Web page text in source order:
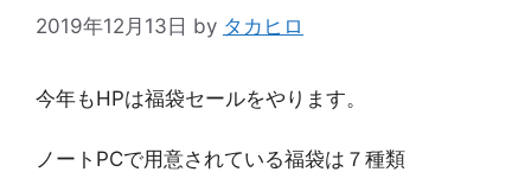
2019年12月13日 by タカヒロ
今年もHPは福袋セールをやります。
ノートPCで用意されている福袋は７種類